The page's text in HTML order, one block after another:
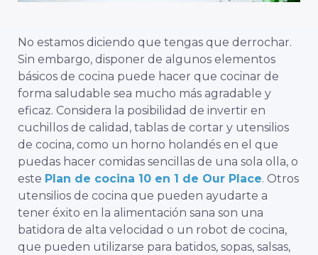
No estamos diciendo que tengas que derrochar.
Sin embargo, disponer de algunos elementos
básicos de cocina puede hacer que cocinar de
forma saludable sea mucho más agradable y
eficaz. Considera la posibilidad de invertir en
cuchillos de calidad, tablas de cortar y utensilios
de cocina, como un horno holandés en el que
puedas hacer comidas sencillas de una sola olla, o
este Plan de cocina 10 en 1 de Our Place. Otros
utensilios de cocina que pueden ayudarte a
tener éxito en la alimentación sana son una
batidora de alta velocidad o un robot de cocina,
que pueden utilizarse para batidos, sopas, salsas,